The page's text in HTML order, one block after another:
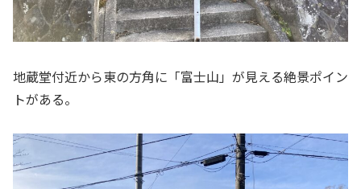
地蔵堂付近から東の方角に「富士山」が見える絶景ポイン
トがある。